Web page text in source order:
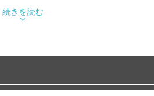
される新鮮な魚と地元湘南の旬
ンとお楽しみください！
い《限定料理》や《限定ワイ
続きを読む